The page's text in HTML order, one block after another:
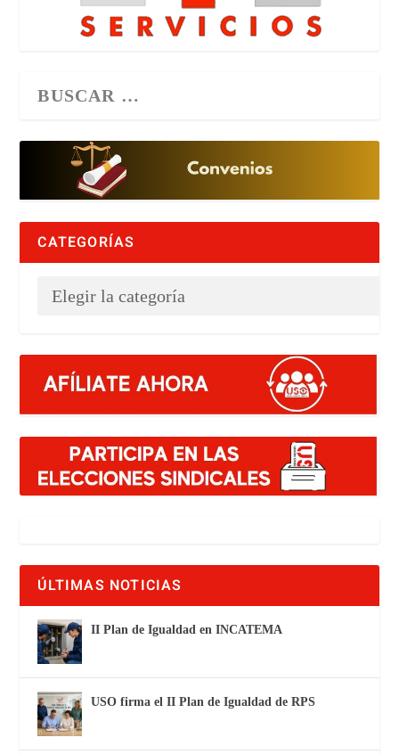
CATEGORÍAS
ÚLTIMAS NOTICIAS
II Plan de Igualdad en INCATEMA
USO firma el II Plan de Igualdad de RPS